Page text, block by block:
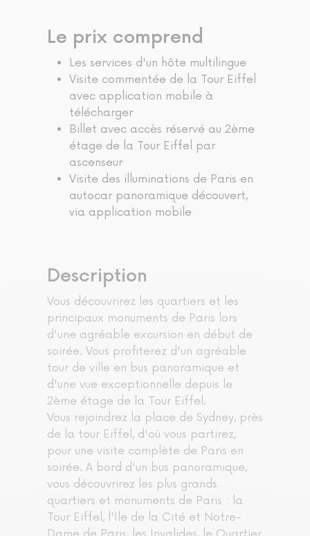
Le prix comprend
Les services d'un hôte multilingue
Visite commentée de la Tour Eiffel
avec application mobile à
télécharger
Billet avec accès réservé au 2ème
étage de la Tour Eiffel par
ascenseur
Visite des illuminations de Paris en
autocar panoramique découvert,
via application mobile
Description
Vous découvrirez les quartiers et les
principaux monuments de Paris lors
d'une agréable excursion en début de
soirée. Vous profiterez d'un agréable
tour de ville en bus panoramique et
d'une vue exceptionnelle depuis le
2ème étage de la Tour Eiffel.
Vous rejoindrez la place de Sydney, près
de la tour Eiffel, d'où vous partirez,
pour une visite complète de Paris en
soirée. A bord d'un bus panoramique,
vous découvrirez les plus grands
quartiers et monuments de Paris : la
Tour Eiffel, l'Ile de la Cité et Notre-